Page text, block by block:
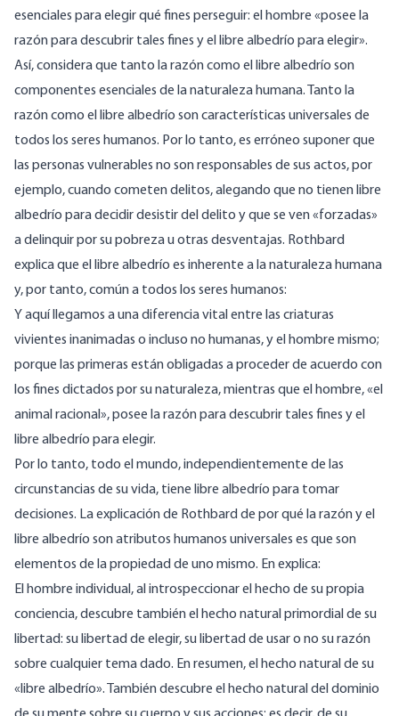
esenciales para elegir qué fines perseguir: el hombre «posee la
razón para descubrir tales fines y el libre albedrío para elegir».
Así, considera que tanto la razón como el libre albedrío son
componentes esenciales de la naturaleza humana. Tanto la
razón como el libre albedrío son características universales de
todos los seres humanos. Por lo tanto, es erróneo suponer que
las personas vulnerables no son responsables de sus actos, por
ejemplo, cuando cometen delitos, alegando que no tienen libre
albedrío para decidir desistir del delito y que se ven «forzadas»
a delinquir por su pobreza u otras desventajas. Rothbard
explica que el libre albedrío es inherente a la naturaleza humana
y, por tanto, común a todos los seres humanos:
Y aquí llegamos a una diferencia vital entre las criaturas
vivientes inanimadas o incluso no humanas, y el hombre mismo;
porque las primeras están obligadas a proceder de acuerdo con
los fines dictados por su naturaleza, mientras que el hombre, «el
animal racional», posee la razón para descubrir tales fines y el
libre albedrío para elegir.
Por lo tanto, todo el mundo, independientemente de las
circunstancias de su vida, tiene libre albedrío para tomar
decisiones. La explicación de Rothbard de por qué la razón y el
libre albedrío son atributos humanos universales es que son
elementos de la propiedad de uno mismo. Enexplica:
El hombre individual, al introspeccionar el hecho de su propia
conciencia, descubre también el hecho natural primordial de su
libertad: su libertad de elegir, su libertad de usar o no su razón
sobre cualquier tema dado. En resumen, el hecho natural de su
«libre albedrío». También descubre el hecho natural del dominio